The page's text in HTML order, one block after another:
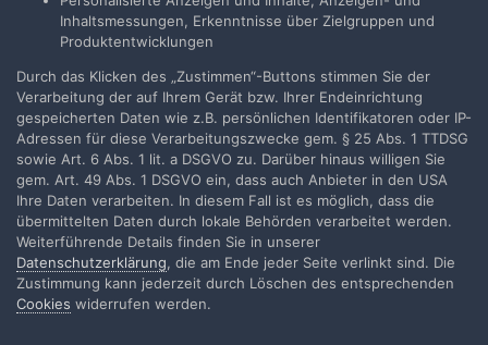
wenn man seinen Laden so wie von dir
beschrieben verlottern lässt. Das ist ja schon
Antiwerbung fürs Kino, aber das hat ja nichts mit
dem Kinofest zu tun. Das sind Einzelbetreiber die
aus irgendwelchen Gründen nicht mehr
investieren. Solche Buden wickelt der Markt, bzw.
der Kunde schon selbst ab. Es gibt in Berlin etliche
wunderschöne und liebevoll geführte Kinos.
Weiter weiß ich auch nicht was die Brücke in
Dresden mit dem Kinofest zu tun hat. Das ist doch
Äpfel und Birne. Der HDF hat in den letzten fünf
Jahren mehr Marketingaktionen mit den Kinos
zusammen gemacht als 30 Jahre davor.
Inhaltsmessungen, Erkenntnisse über Zielgruppen und
Produktentwicklungen
Durch das Klicken des „Zustimmen“-Buttons stimmen Sie der
Verarbeitung der auf Ihrem Gerät bzw. Ihrer Endeinrichtung
gespeicherten Daten wie z.B. persönlichen Identifikatoren oder IP-
Adressen für diese Verarbeitungszwecke gem. § 25 Abs. 1 TTDSG
sowie Art. 6 Abs. 1 lit. a DSGVO zu. Darüber hinaus willigen Sie
gem. Art. 49 Abs. 1 DSGVO ein, dass auch Anbieter in den USA
Ihre Daten verarbeiten. In diesem Fall ist es möglich, dass die
übermittelten Daten durch lokale Behörden verarbeitet werden.
Weiterführende Details finden Sie in unserer
Datenschutzerklärung, die am Ende jeder Seite verlinkt sind. Die
Zustimmung kann jederzeit durch Löschen des entsprechenden
Cookies widerrufen werden.